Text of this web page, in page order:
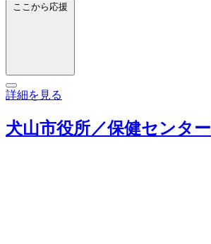
ここから応援
詳細を見る
犬山市役所／保健センター